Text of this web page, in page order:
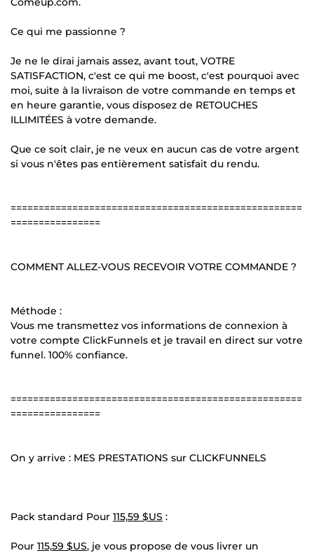
Ce qui me passionne ?
Je ne le dirai jamais assez, avant tout, VOTRE
SATISFACTION, c'est ce qui me boost, c'est pourquoi avec
moi, suite à la livraison de votre commande en temps et
en heure garantie, vous disposez de RETOUCHES
ILLIMITÉES à votre demande.
Que ce soit clair, je ne veux en aucun cas de votre argent
si vous n'êtes pas entièrement satisfait du rendu.
====================================================
================
COMMENT ALLEZ-VOUS RECEVOIR VOTRE COMMANDE ?
Méthode :
Vous me transmettez vos informations de connexion à
votre compte ClickFunnels et je travail en direct sur votre
funnel. 100% confiance.
====================================================
================
On y arrive : MES PRESTATIONS sur CLICKFUNNELS
Pack standard Pour 115,59 $US :
Pour 115,59 $US, je vous propose de vous livrer un